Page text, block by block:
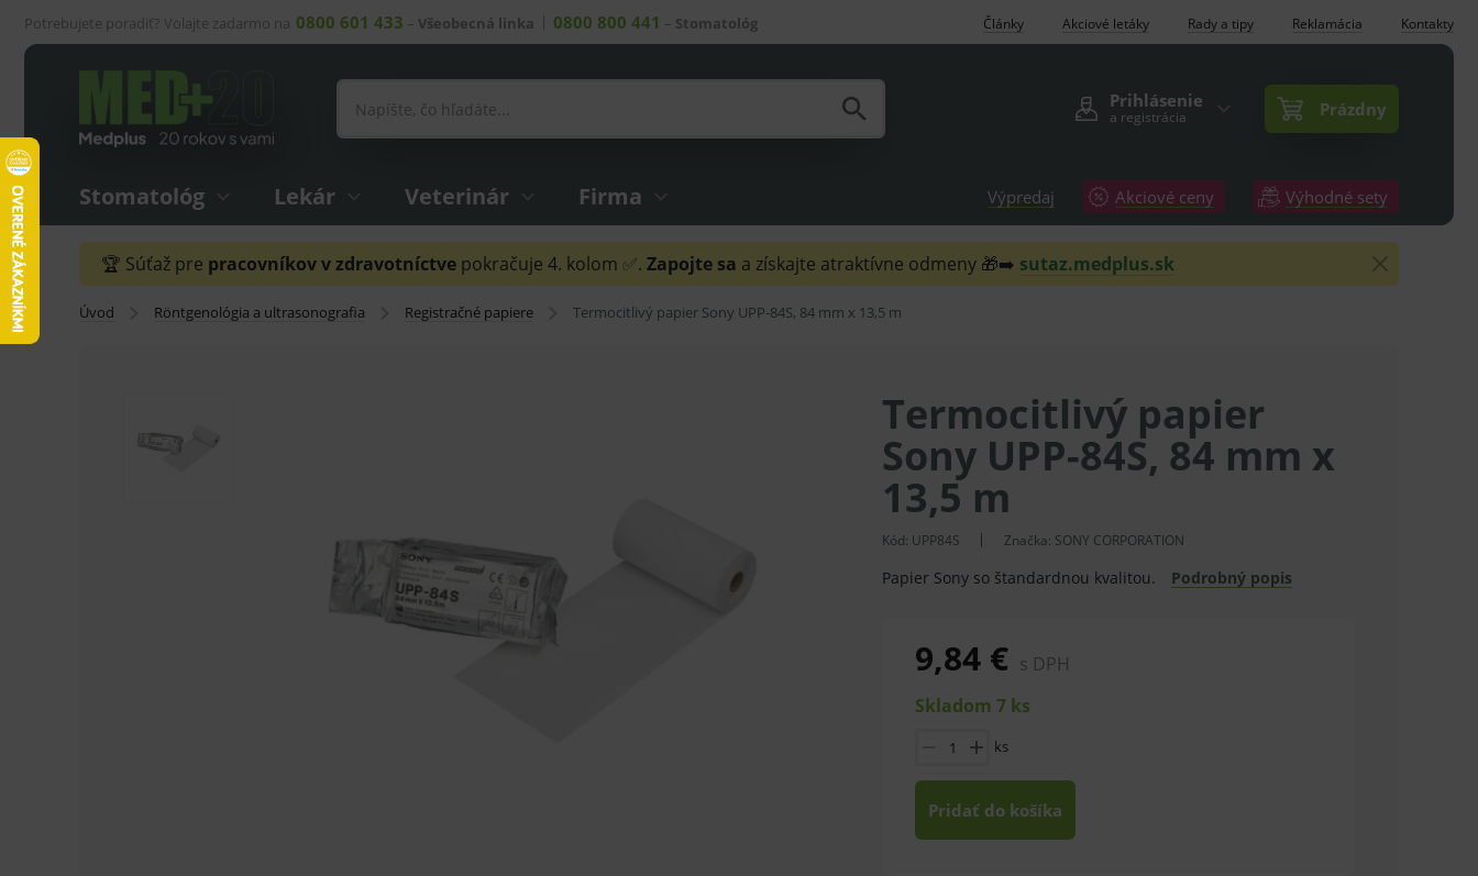
Potrebujete poradiť? Volajte zadarmo na 0800 601 433 – Všeobecná linka 0800 800 441 – Stomatológ Články Akciové letáky Rady a tipy Reklamácia Kontakty
Prihlásenie
a registrácia Prázdny
Stomatológ Lekár Veterinár Firma Výpredaj Akciové ceny Výhodné sety
🏆 Súťaž pre pracovníkov v zdravotníctve pokračuje 4. kolom ✅. Zapojte sa a získajte atraktívne odmeny 🎁➡️ sutaz.medplus.sk
Úvod Röntgenológia a ultrasonografia Registračné papiere Termocitlivý papier Sony UPP-84S, 84 mm x 13,5 m
Termocitlivý papier
Sony UPP-84S, 84 mm x
13,5 m
Kód: UPP84S Značka: SONY CORPORATION
Papier Sony so štandardnou kvalitou. Podrobný popis
9,84 € s DPH
Skladom 7 ks
ks
Pridať do košíka